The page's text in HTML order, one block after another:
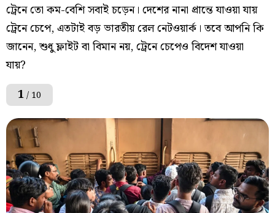
ট্রেনে তো কম-বেশি সবাই চড়েন। দেশের নানা প্রান্তে যাওয়া যায়
ট্রেনে চেপে, এতটাই বড় ভারতীয় রেল নেটওয়ার্ক। তবে আপনি কি
জানেন, শুধু ফ্লাইট বা বিমান নয়, ট্রেনে চেপেও বিদেশ যাওয়া
যায়?
1/ 10